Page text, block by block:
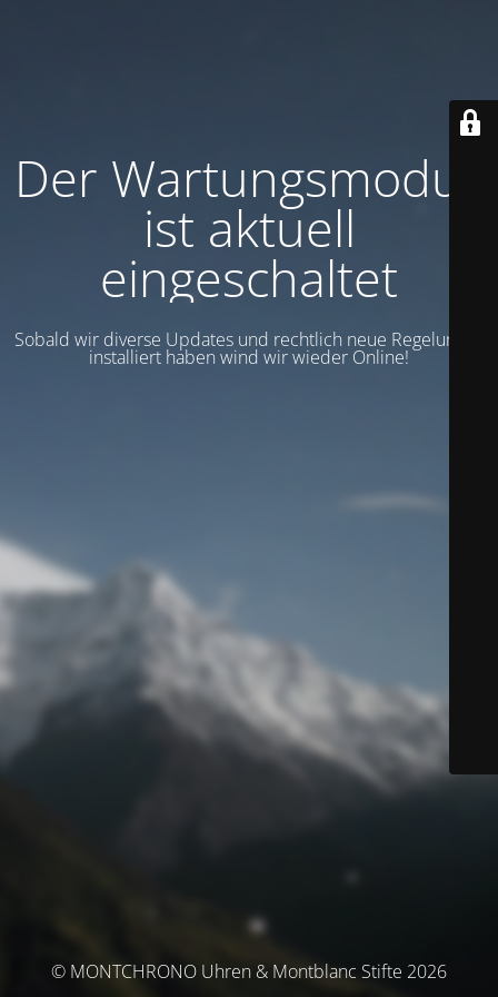
Der Wartungsmodus
ist aktuell
eingeschaltet
Sobald wir diverse Updates und rechtlich neue Regelungen
installiert haben wind wir wieder Online!
© MONTCHRONO Uhren & Montblanc Stifte 2026